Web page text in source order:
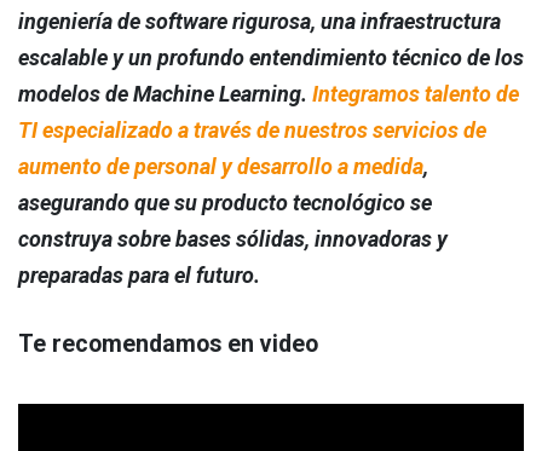
ingeniería de software rigurosa, una infraestructura
escalable y un profundo entendimiento técnico de los
modelos de Machine Learning. Integramos talento de
TI especializado a través de nuestros servicios de
aumento de personal y desarrollo a medida,
asegurando que su producto tecnológico se
construya sobre bases sólidas, innovadoras y
preparadas para el futuro.
Te recomendamos en video